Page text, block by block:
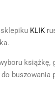
KLIK
książkę,
buszowania